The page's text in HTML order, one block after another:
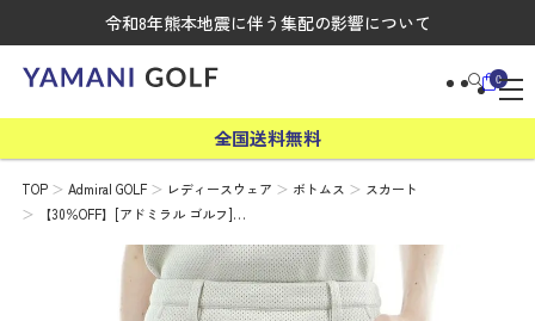
令和8年熊本地震に伴う集配の影響について
0
全国送料無料
TOP Admiral GOLF レディースウェア ボトムス
スカート
【30％OFF】[アドミラル ゴルフ]…